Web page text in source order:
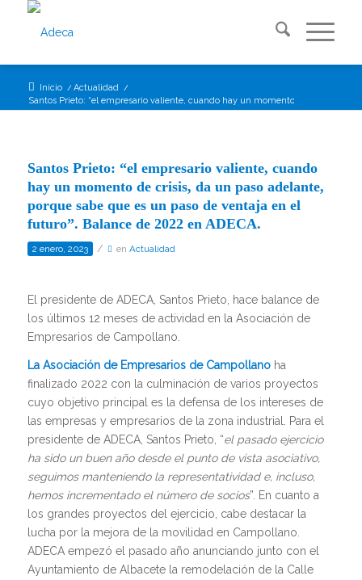
Inicio / Actualidad /
Santos Prieto: “el empresario valiente, cuando hay un momento de crisis, d...
Santos Prieto: “el empresario valiente, cuando
hay un momento de crisis, da un paso adelante,
porque sabe que es un paso de ventaja en el
futuro”. Balance de 2022 en ADECA.
2 enero, 2023 / en Actualidad
El presidente de ADECA, Santos Prieto, hace balance de
los últimos 12 meses de actividad en la Asociación de
Empresarios de Campollano.
La Asociación de Empresarios de Campollanoha
finalizado 2022 con la culminación de varios proyectos
cuyo objetivo principal es la defensa de los intereses de
las empresas y empresarios de la zona industrial. Para el
presidente de ADECA, Santos Prieto, “el pasado ejercicio
ha sido un buen año desde el punto de vista asociativo,
seguimos manteniendo la representatividad e, incluso,
hemos incrementado el número de socios”. En cuanto a
los grandes proyectos del ejercicio, cabe destacar la
lucha por la mejora de la movilidad en Campollano.
ADECA empezó el pasado año anunciando junto con el
Ayuntamiento de Albacete la remodelación de la Calle